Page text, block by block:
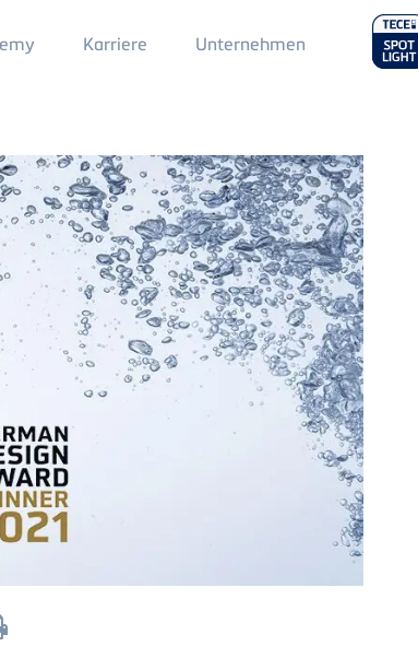
Main
Menu
Karriere Unternehmen